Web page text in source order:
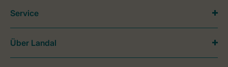
Service
Über Landal